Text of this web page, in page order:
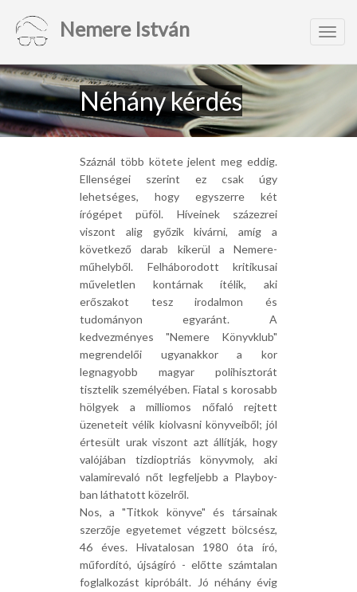
Nemere István
Néhány kérdés
Száznál több kötete jelent meg eddig.
Ellenségei szerint ez csak úgy
lehetséges, hogy egyszerre két
írógépet püföl. Híveinek százezrei
viszont alig győzik kivárni, amíg a
következő darab kikerül a Nemere-
műhelyből. Felháborodott kritikusai
műveletlen kontárnak ítélik, aki
erőszakot tesz irodalmon és
tudományon egyaránt. A
kedvezményes "Nemere Könyvklub"
megrendelői ugyanakkor a kor
legnagyobb magyar polihisztorát
tisztelik személyében. Fiatal s korosabb
hölgyek a milliomos nőfaló rejtett
üzeneteit vélik kiolvasni könyveiből; jól
értesült urak viszont azt állítják, hogy
valójában tizdioptriás könyvmoly, aki
valamirevaló nőt legfeljebb a Playboy-
ban láthatott közelről.
Nos, a "Titkok könyve" és társainak
szerzője egyetemet végzett bölcsész,
46 éves. Hivatalosan 1980 óta író,
műfordító, újságíró - előtte számtalan
foglalkozást kipróbált. Jó néhány évig